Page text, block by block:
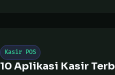
Kasir POS
10 Aplikasi Kasir